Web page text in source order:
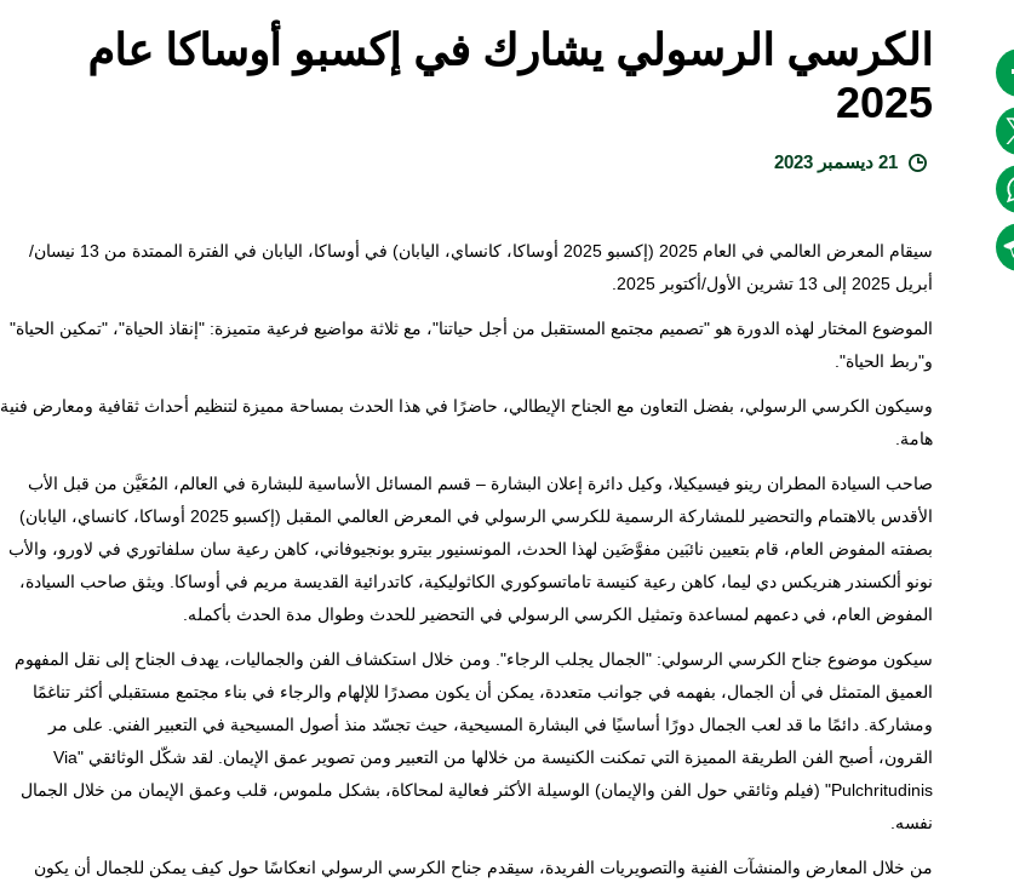
الكرسي الرسولي يشارك في إكسبو أوساكا عام
2025
21 ديسمبر 2023
سيقام المعرض العالمي في العام 2025 (إكسبو 2025 أوساكا، كانساي، اليابان) في أوساكا، اليابان في الفترة الممتدة من 13 نيسان/
أبريل 2025 إلى 13 تشرين الأول/أكتوبر 2025.
الموضوع المختار لهذه الدورة هو "تصميم مجتمع المستقبل من أجل حياتنا"، مع ثلاثة مواضيع فرعية متميزة: "إنقاذ الحياة"، "تمكين الحياة"
و"ربط الحياة".
وسيكون الكرسي الرسولي، بفضل التعاون مع الجناح الإيطالي، حاضرًا في هذا الحدث بمساحة مميزة لتنظيم أحداث ثقافية ومعارض فنية
هامة.
صاحب السيادة المطران رينو فيسيكيلا، وكيل دائرة إعلان البشارة – قسم المسائل الأساسية للبشارة في العالم، المُعَيَّن من قبل الأب
الأقدس بالاهتمام والتحضير للمشاركة الرسمية للكرسي الرسولي في المعرض العالمي المقبل (إكسبو 2025 أوساكا، كانساي، اليابان)
بصفته المفوض العام، قام بتعيين نائبَين مفوَّضَين لهذا الحدث، المونسنيور بيترو بونجيوفاني، كاهن رعية سان سلفاتوري في لاورو، والأب
نونو ألكسندر هنريكس دي ليما، كاهن رعية كنيسة تاماتسوكوري الكاثوليكية، كاتدرائية القديسة مريم في أوساكا. ويثق صاحب السيادة،
المفوض العام، في دعمهم لمساعدة وتمثيل الكرسي الرسولي في التحضير للحدث وطوال مدة الحدث بأكمله.
سيكون موضوع جناح الكرسي الرسولي: "الجمال يجلب الرجاء". ومن خلال استكشاف الفن والجماليات، يهدف الجناح إلى نقل المفهوم
العميق المتمثل في أن الجمال، بفهمه في جوانب متعددة، يمكن أن يكون مصدرًا للإلهام والرجاء في بناء مجتمع مستقبلي أكثر تناغمًا
ومشاركة. دائمًا ما قد لعب الجمال دورًا أساسيًا في البشارة المسيحية، حيث تجسّد منذ أصول المسيحية في التعبير الفني. على مر
القرون، أصبح الفن الطريقة المميزة التي تمكنت الكنيسة من خلالها من التعبير ومن تصوير عمق الإيمان. لقد شكّل الوثائقي "Via
Pulchritudinis" (فيلم وثائقي حول الفن والإيمان) الوسيلة الأكثر فعالية لمحاكاة، بشكل ملموس، قلب وعمق الإيمان من خلال الجمال
نفسه.
من خلال المعارض والمنشآت الفنية والتصويريات الفريدة، سيقدم جناح الكرسي الرسولي انعكاسًا حول كيف يمكن للجمال أن يكون